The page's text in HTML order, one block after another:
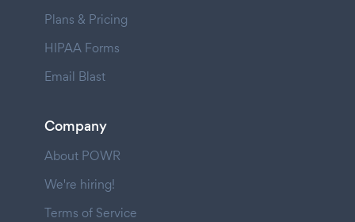
Plans & Pricing
HIPAA Forms
Email Blast
Company
About POWR
We're hiring!
Terms of Service